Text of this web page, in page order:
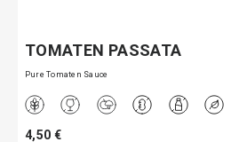
TOMATEN PASSATA
Pure Tomaten Sauce
4,50 €